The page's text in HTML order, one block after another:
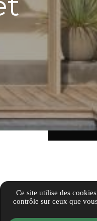
Ce site utilise des
contrôle sur ceux que